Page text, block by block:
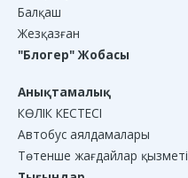
Балқаш
Жезқазған
"Блогер" Жобасы
Анықтамалық
КӨЛІК КЕСТЕСІ
Автобус аялдамалары
Төтенше жағдайлар қызметі